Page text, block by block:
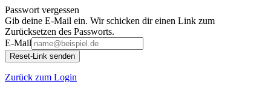
Passwort vergessen
Gib deine E-Mail ein. Wir schicken dir einen Link zum
Zurücksetzen des Passworts.
E-Mail
Reset-Link senden
Zurück zum Login